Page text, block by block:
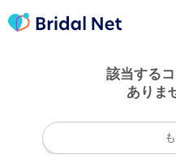
該当する
ありま